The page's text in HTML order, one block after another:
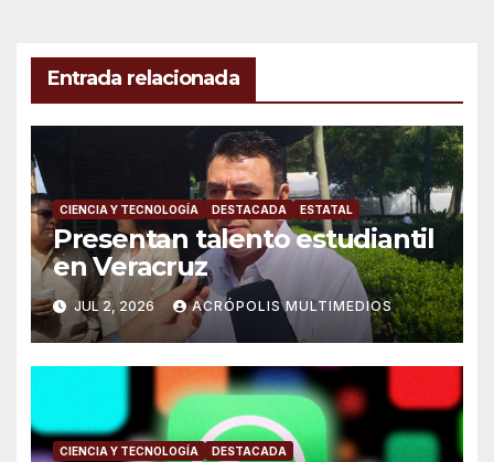
Entrada relacionada
CIENCIA Y TECNOLOGÍA DESTACADA ESTATAL
Presentan talento estudiantil
en Veracruz
JUL 2, 2026 ACRÓPOLIS MULTIMEDIOS
CIENCIA Y TECNOLOGÍA DESTACADA